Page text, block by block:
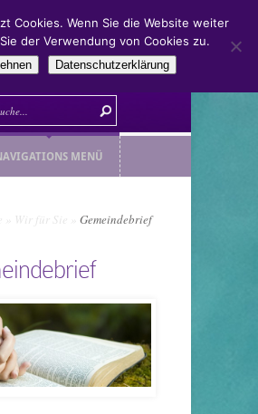
MENÜ
Wir für Sie Gemeindebrief
Cookies. Wenn Sie die Website weiter
der Verwendung von Cookies zu.
Datenschutzerklärung